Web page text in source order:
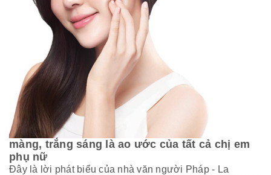
màng, trắng sáng là ao ước của tất cả chị em
phụ nữ
Đây là lời phát biểu của nhà văn người Pháp - La